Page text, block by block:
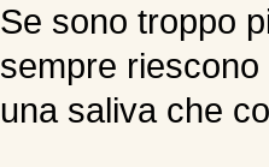
Se sono troppo
sempre
una saliva che